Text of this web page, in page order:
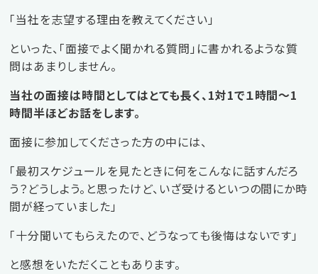
「当社を志望する理由を教えてください」
といった、「面接でよく聞かれる質問」に書かれるような質
問はあまりしません。
当社の面接は時間としてはとても長く、1対1で１時間～1
時間半ほどお話をします。
面接に参加してくださった方の中には、
「最初スケジュールを見たときに何をこんなに話すんだろ
う？どうしよう。と思ったけど、いざ受けるといつの間にか時
間が経っていました」
「十分聞いてもらえたので、どうなっても後悔はないです」
と感想をいただくこともあります。